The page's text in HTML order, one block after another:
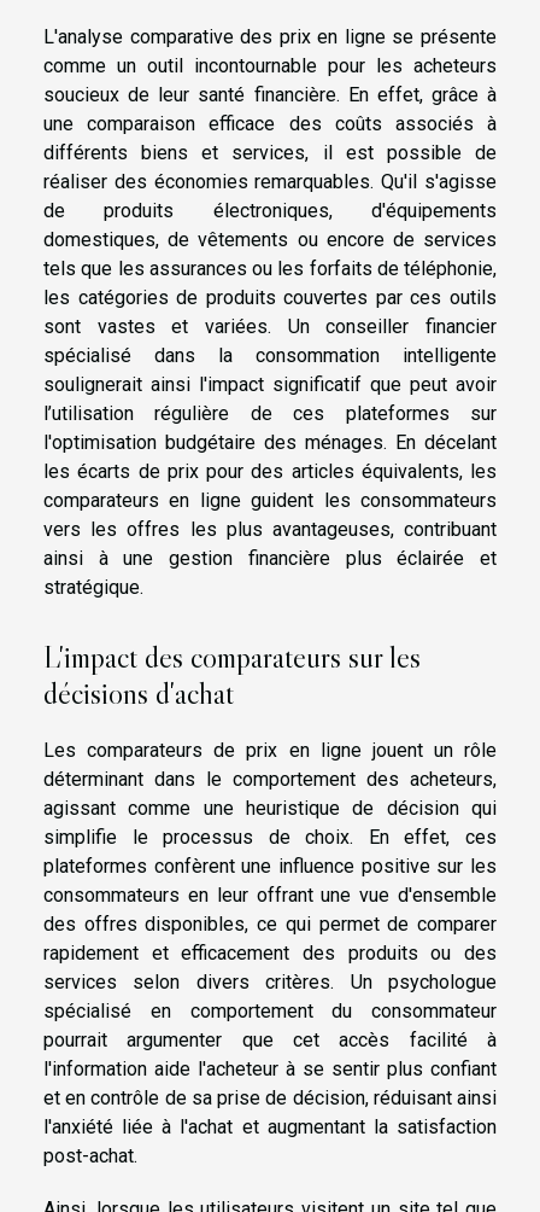
L'analyse comparative des prix en ligne se présente
comme un outil incontournable pour les acheteurs
soucieux de leur santé financière. En effet, grâce à
une comparaison efficace des coûts associés à
différents biens et services, il est possible de
réaliser des économies remarquables. Qu'il s'agisse
de produits électroniques, d'équipements
domestiques, de vêtements ou encore de services
tels que les assurances ou les forfaits de téléphonie,
les catégories de produits couvertes par ces outils
sont vastes et variées. Un conseiller financier
spécialisé dans la consommation intelligente
soulignerait ainsi l'impact significatif que peut avoir
l’utilisation régulière de ces plateformes sur
l'optimisation budgétaire des ménages. En décelant
les écarts de prix pour des articles équivalents, les
comparateurs en ligne guident les consommateurs
vers les offres les plus avantageuses, contribuant
ainsi à une gestion financière plus éclairée et
stratégique.
L'impact des comparateurs sur les
décisions d'achat
Les comparateurs de prix en ligne jouent un rôle
déterminant dans le comportement des acheteurs,
agissant comme une heuristique de décision qui
simplifie le processus de choix. En effet, ces
plateformes confèrent une influence positive sur les
consommateurs en leur offrant une vue d'ensemble
des offres disponibles, ce qui permet de comparer
rapidement et efficacement des produits ou des
services selon divers critères. Un psychologue
spécialisé en comportement du consommateur
pourrait argumenter que cet accès facilité à
l'information aide l'acheteur à se sentir plus confiant
et en contrôle de sa prise de décision, réduisant ainsi
l'anxiété liée à l'achat et augmentant la satisfaction
post-achat.